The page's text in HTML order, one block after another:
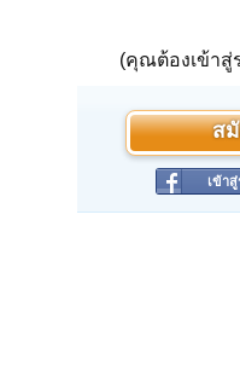
(คุณต้องเข้าสู่
ส
เข้า